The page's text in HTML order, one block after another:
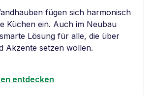
fügen sich harmonisch
Küchen ein. Auch im Neubau
Lösung für alle, die über
Akzente setzen wollen.
entdecken